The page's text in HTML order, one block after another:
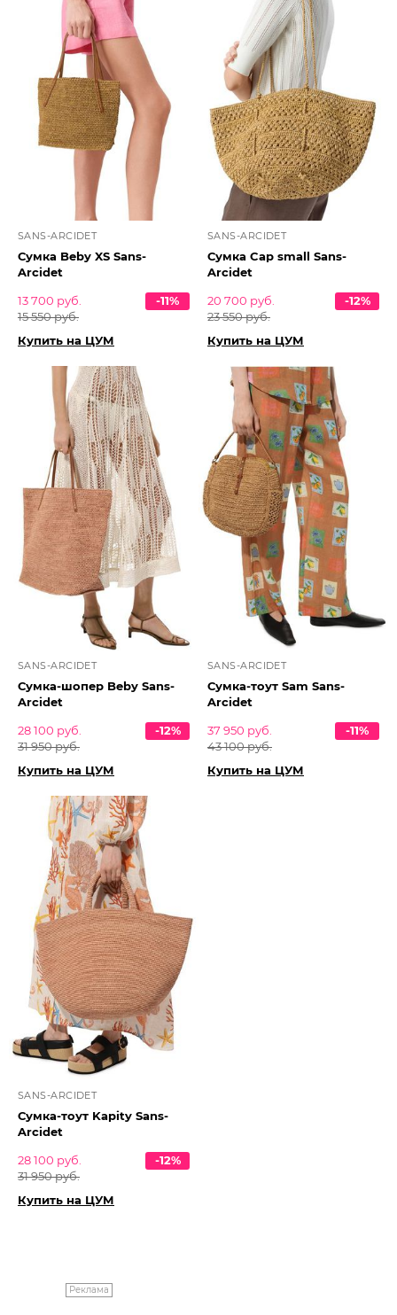
SANS-ARCIDET
Сумка Beby XS Sans-
Arcidet
13 700 руб.
15 550 руб.
-11%
Купить на ЦУМ
SANS-ARCIDET
Сумка Cap small Sans-
Arcidet
20 700 руб.
23 550 руб.
-12%
Купить на ЦУМ
SANS-ARCIDET
Сумка-шопер Beby Sans-
Arcidet
28 100 руб.
31 950 руб.
-12%
Купить на ЦУМ
SANS-ARCIDET
Сумка-тоут Sam Sans-
Arcidet
37 950 руб.
43 100 руб.
-11%
Купить на ЦУМ
SANS-ARCIDET
Сумка-тоут Kapity Sans-
Arcidet
28 100 руб.
31 950 руб.
-12%
Купить на ЦУМ
Реклама